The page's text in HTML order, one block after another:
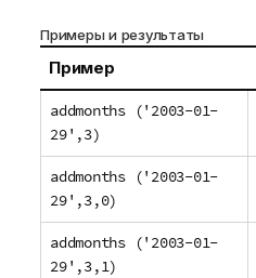
Примеры и результаты
Пример
addmonths ('2003-01-
29',3)
addmonths ('2003-01-
29',3,0)
addmonths ('2003-01-
29',3,1)